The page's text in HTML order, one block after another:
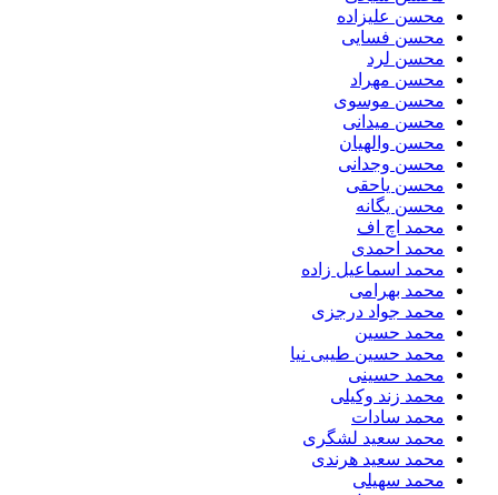
محسن علیزاده
محسن فسایی
محسن لرد
محسن مهراد
محسن موسوی
محسن میدانی
محسن والهیان
محسن وجدانی
محسن یاحقی
محسن یگانه
محمد اچ اف
محمد احمدی
محمد اسماعیل زاده
محمد بهرامی
محمد جواد درجزی
محمد حسین
محمد حسین طیبی نیا
محمد حسینی
محمد زند وکیلی
محمد سادات
محمد سعید لشگری
محمد سعید هرندی
محمد سهیلی